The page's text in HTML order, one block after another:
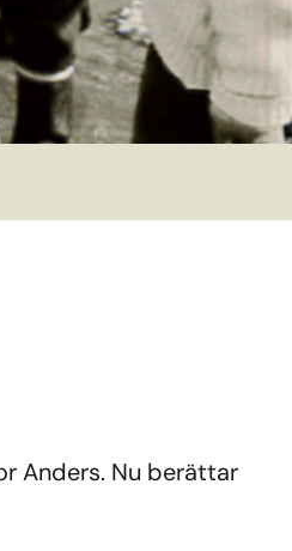
Anders. Nu berättar